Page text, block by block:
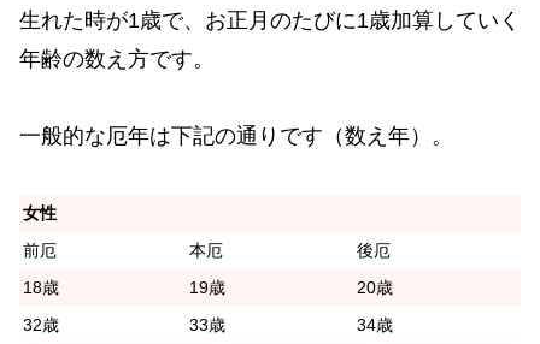
生れた時が1歳で、お正月のたびに1歳加算していく
年齢の数え方です。
一般的な厄年は下記の通りです（数え年）。
女性
前厄
本厄
後厄
18歳
19歳
20歳
32歳
33歳
34歳